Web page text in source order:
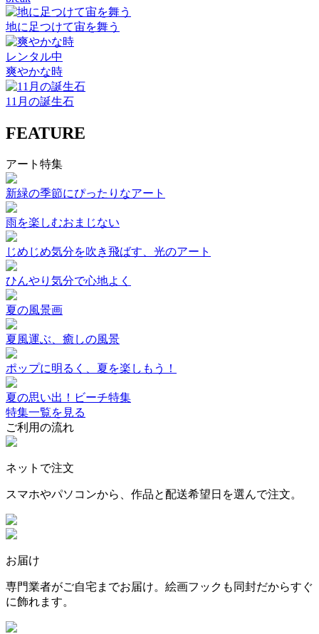
地に足つけて宙を舞う
レンタル中
爽やかな時
11月の誕生石
FEATURE
アート特集
新緑の季節にぴったりなアート
雨を楽しむおまじない
じめじめ気分を吹き飛ばす、光のアート
ひんやり気分で心地よく
夏の風景画
夏風運ぶ、癒しの風景
ポップに明るく、夏を楽しもう！
夏の思い出！ビーチ特集
特集一覧を見る
ご利用の流れ
ネットで注文
スマホやパソコンから、作品と配送希望日を選んで注文。
お届け
専門業者がご自宅までお届け。絵画フックも同封だからすぐ
に飾れます。